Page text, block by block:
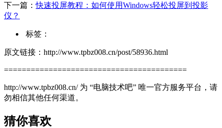
下一篇：快速投屏教程：如何使用Windows轻松投屏到投影
仪？
标签：
原文链接：http://www.tpbz008.cn/post/58936.html
=========================================
http://www.tpbz008.cn/ 为 “电脑技术吧” 唯一官方服务平台，请
勿相信其他任何渠道。
猜你喜欢